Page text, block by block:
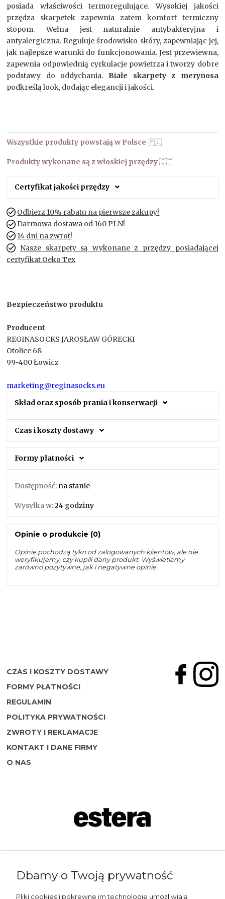
posiada właściwości termoregulujące. Wysokiej jakości
przędza skarpetek zapewnia zatem komfort termiczny
stopom. Wełna jest naturalnie antybakteryjna i
antyalergiczna. Reguluje środowisko skóry, zapewniając jej,
jak najlepsze warunki do funkcjonowania. Jest przewiewna,
zapewnia odpowiednią cyrkulacje powietrza i tworzy dobre
podstawy do oddychania. Białe skarpety z merynosa
podkreślą look, dodając elegancji i jakości.
Wszystkie produkty powstają w Polsce 🇵🇱
Produkty wykonane są z włoskiej przędzy🇮🇹
Certyfikat jakości przędzy
Odbierz 10% rabatu na pierwsze zakupy!
Darmowa dostawa od 160 PLN!
14 dni na zwrot!
Nasze skarpety są wykonane z przędzy posiadającej
certyfikat Oeko Tex
Bezpieczeństwo produktu
Producent
REGINASOCKS JAROSŁAW GÓRECKI
Otolice 68
99-400 Łowicz
marketing@reginasocks.eu
Skład oraz sposób prania i konserwacji
Czas i koszty dostawy
Formy płatności
Dostępność: na stanie
Wysyłka w:24 godziny
Opinie o produkcie (0)
Opinie pochodzą tyko od zalogowanych klientów, ale nie
weryfikujemy, czy kupili dany produkt. Wyświetlamy
zarówno pozytywne, jak i negatywne opinie.
CZAS I KOSZTY DOSTAWY
FORMY PŁATNOŚCI
REGULAMIN
POLITYKA PRYWATNOŚCI
ZWROTY I REKLAMACJE
KONTAKT I DANE FIRMY
O NAS
shop@esterashop.com
Dbamy o Twoją prywatność
Pliki cookies i pokrewne im technologie umożliwiają